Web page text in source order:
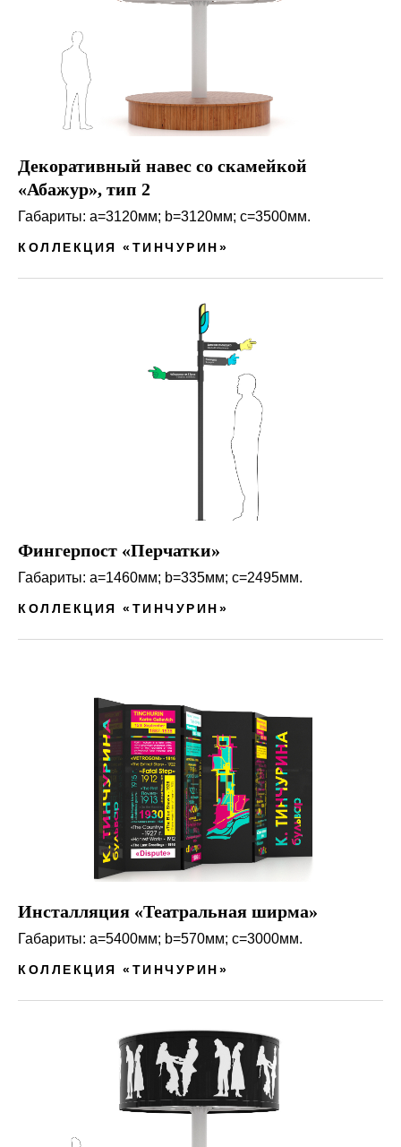
Декоративный навес со скамейкой
«Абажур», тип 2
Габариты: a=3120мм; b=3120мм; c=3500мм.
КОЛЛЕКЦИЯ «ТИНЧУРИН»
Фингерпост «Перчатки»
Габариты: a=1460мм; b=335мм; c=2495мм.
КОЛЛЕКЦИЯ «ТИНЧУРИН»
Инсталляция «Театральная ширма»
Габариты: a=5400мм; b=570мм; c=3000мм.
КОЛЛЕКЦИЯ «ТИНЧУРИН»